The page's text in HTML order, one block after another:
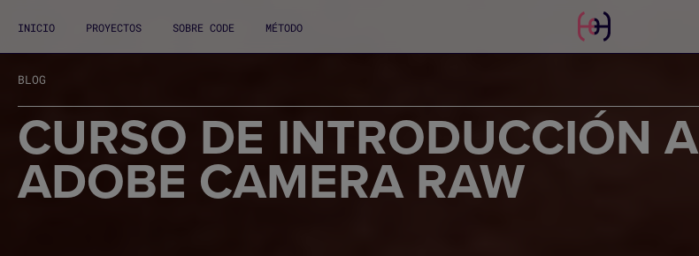
INICIO PROYECTOS SOBRE CODE MÉTODO
BLOG
CURSO DE INTRODUCCIÓN A
ADOBE CAMERA RAW